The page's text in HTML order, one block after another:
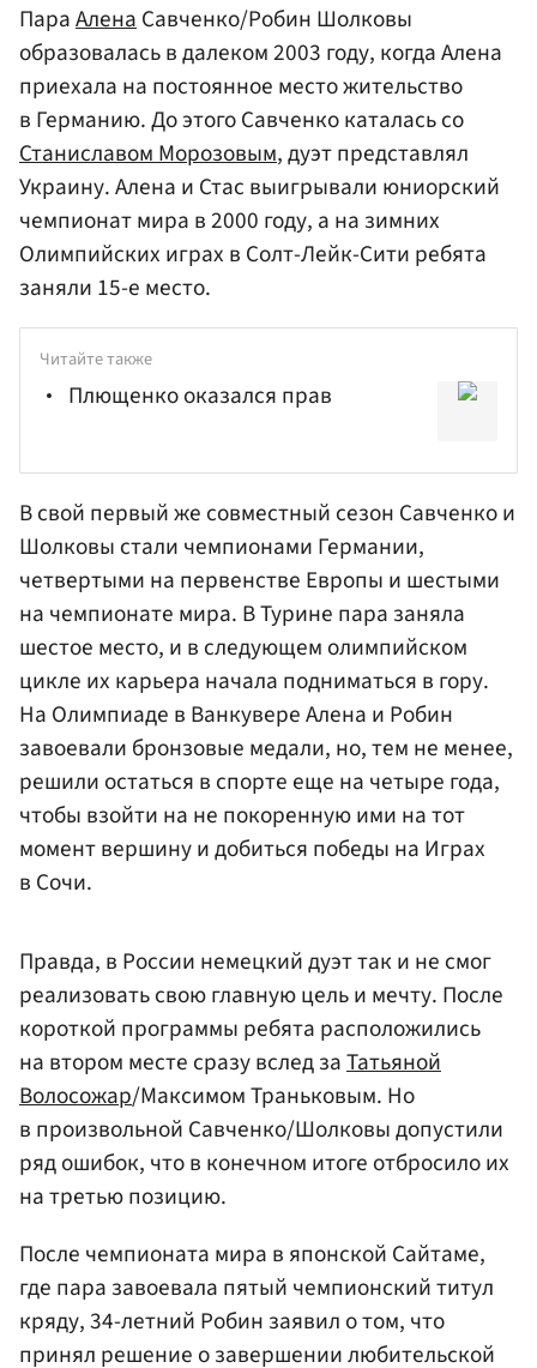
ПараАлена Савченко/Робин Шолковы
образовалась в далеком 2003 году, когда Алена
приехала на постоянное место жительство
в Германию. До этого Савченко каталась со
Станиславом Морозовым, дуэт представлял
Украину. Алена и Стас выигрывали юниорский
чемпионат мира в 2000 году, а на зимних
Олимпийских играх в Солт-Лейк-Сити ребята
заняли 15-е место.
Читайте также
Плющенко оказался прав
В свой первый же совместный сезон Савченко и
Шолковы стали чемпионами Германии,
четвертыми на первенстве Европы и шестыми
на чемпионате мира. В Турине пара заняла
шестое место, и в следующем олимпийском
цикле их карьера начала подниматься в гору.
На Олимпиаде в Ванкувере Алена и Робин
завоевали бронзовые медали, но, тем не менее,
решили остаться в спорте еще на четыре года,
чтобы взойти на не покоренную ими на тот
момент вершину и добиться победы на Играх
в Сочи.
Правда, в России немецкий дуэт так и не смог
реализовать свою главную цель и мечту. После
короткой программы ребята расположились
на втором месте сразу вслед заТатьяной
Волосожар/Максимом Траньковым. Но
в произвольной Савченко/Шолковы допустили
ряд ошибок, что в конечном итоге отбросило их
на третью позицию.
После чемпионата мира в японской Сайтаме,
где пара завоевала пятый чемпионский титул
кряду, 34-летний Робин заявил о том, что
принял решение о завершении любительской